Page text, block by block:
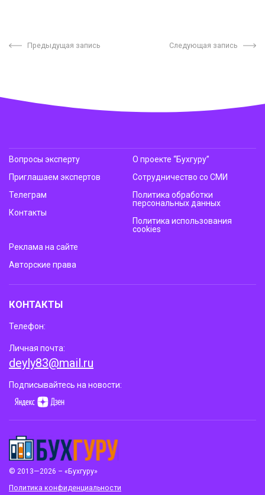
Предыдущая запись Следующая запись
© 2013—2026 – «Бухгуру»
Политика конфиденциальности
Вопросы эксперту
Приглашаем экспертов
Телеграм
Контакты
О проекте “Бухгуру”
Сотрудничество со СМИ
Политика обработки
персональных данных
Политика использования
cookies
Реклама на сайте
Авторские права
КОНТАКТЫ
Телефон:
Личная почта:
deyly83@mail.ru
Подписывайтесь на новости: